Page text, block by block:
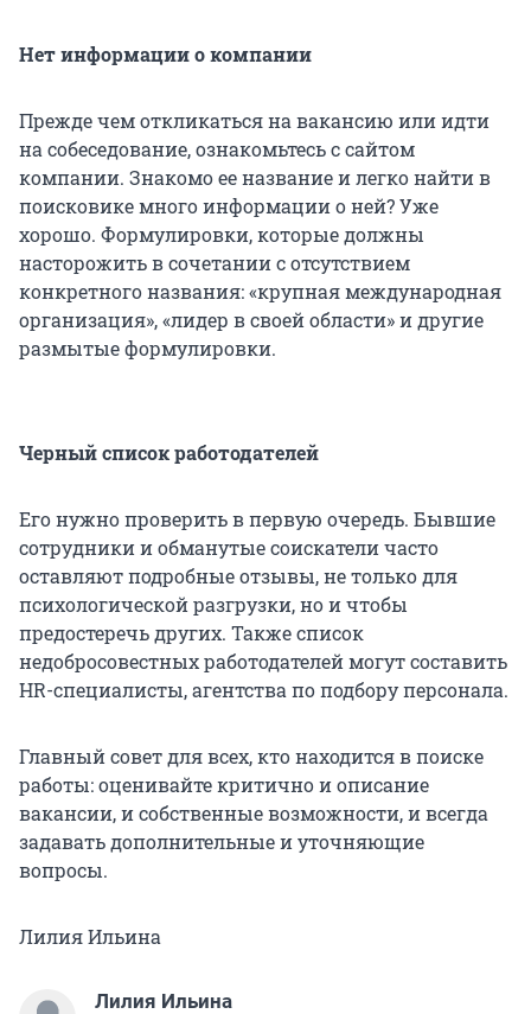
Нет информации о компании
Прежде чем откликаться на вакансию или идти
на собеседование, ознакомьтесь с сайтом
компании. Знакомо ее название и легко найти в
поисковике много информации о ней? Уже
хорошо. Формулировки, которые должны
насторожить в сочетании с отсутствием
конкретного названия: «крупная международная
организация», «лидер в своей области» и другие
размытые формулировки.
Черный список работодателей
Его нужно проверить в первую очередь. Бывшие
сотрудники и обманутые соискатели часто
оставляют подробные отзывы, не только для
психологической разгрузки, но и чтобы
предостеречь других. Также список
недобросовестных работодателей могут составить
HR-специалисты, агентства по подбору персонала.
Главный совет для всех, кто находится в поиске
работы: оценивайте критично и описание
вакансии, и собственные возможности, и всегда
задавать дополнительные и уточняющие
вопросы.
Лилия Ильина
Лилия Ильина